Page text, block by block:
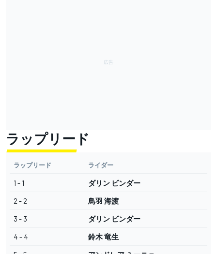
ラップリード
ラップリード ライダー
1 - 1 ダリン ビンダー
2 - 2 鳥羽 海渡
3 - 3 ダリン ビンダー
4 - 4 鈴木 竜生